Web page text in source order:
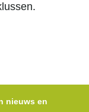
nieuws en